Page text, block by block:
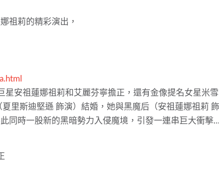
祖莉的精彩演出，
星安祖蓮娜祖莉和艾麗芬寧擔正， 還有金像提名女星米
夏里斯迪堅遜 飾演）結婚，她與黑魔后（安祖蓮娜祖莉
同時一股新的黑暗勢力入侵魔境，引發一連串巨大衝擊